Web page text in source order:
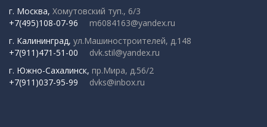
г. Москва, Хомутовский туп., 6/3
+7(495)108-07-96
m6084163@yandex.ru
г. Калининград, ул.Машиностроителей, д.148
+7(911)471-51-00
dvk.stil@yandex.ru
г. Южно-Сахалинск, пр.Мира, д.56/2
+7(911)037-95-99
dvks@inbox.ru